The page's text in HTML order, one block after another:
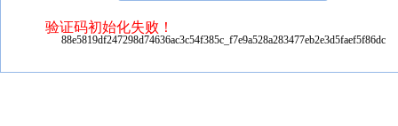
验证码初始化失败！
88e5819df247298d74636ac3c54f385c_f7e9a528a283477eb2e3d5faef5f86dc